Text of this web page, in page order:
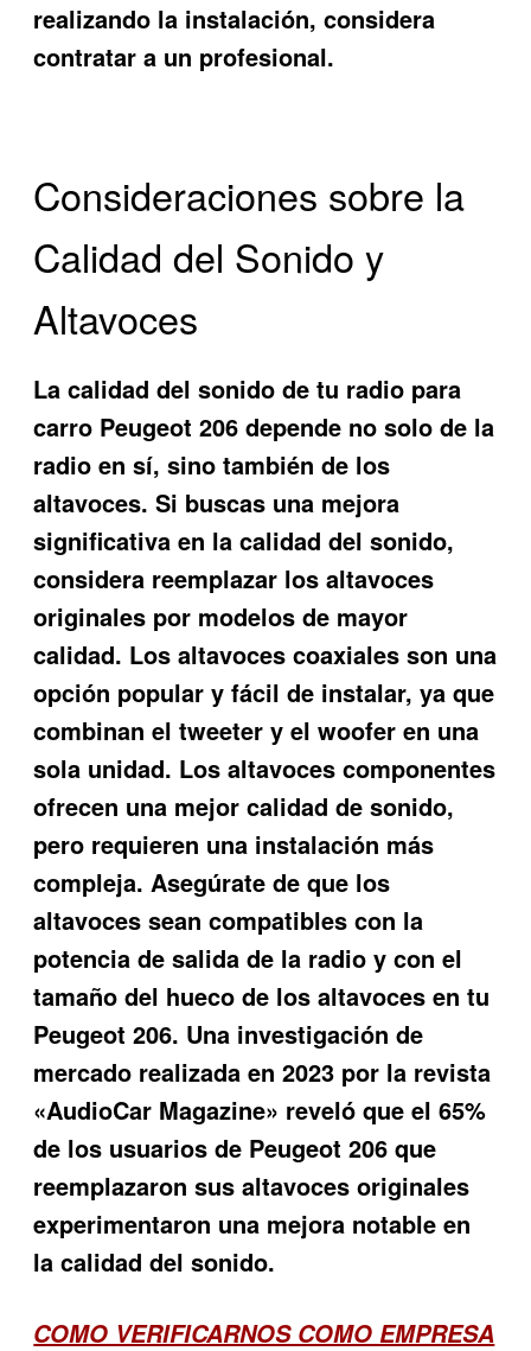
realizando la instalación, considera
contratar a un profesional.
Consideraciones sobre la
Calidad del Sonido y
Altavoces
La calidad del sonido de tu radio para
carro Peugeot 206 depende no solo de la
radio en sí, sino también de los
altavoces. Si buscas una mejora
significativa en la calidad del sonido,
considera reemplazar los altavoces
originales por modelos de mayor
calidad. Los altavoces coaxiales son una
opción popular y fácil de instalar, ya que
combinan el tweeter y el woofer en una
sola unidad. Los altavoces componentes
ofrecen una mejor calidad de sonido,
pero requieren una instalación más
compleja. Asegúrate de que los
altavoces sean compatibles con la
potencia de salida de la radio y con el
tamaño del hueco de los altavoces en tu
Peugeot 206. Una investigación de
mercado realizada en 2023 por la revista
«AudioCar Magazine» reveló que el 65%
de los usuarios de Peugeot 206 que
reemplazaron sus altavoces originales
experimentaron una mejora notable en
la calidad del sonido.
COMO VERIFICARNOS COMO EMPRESA